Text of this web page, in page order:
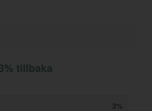
tillbaka
3%